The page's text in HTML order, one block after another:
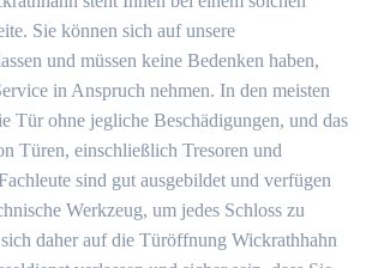
Sie können sich auf unsere
und müssen keine Bedenken haben,
in Anspruch nehmen. In den meisten
Tür ohne jegliche Beschädigungen, und das
Türen, einschließlich Tresoren und
sind gut ausgebildet und verfügen
Werkzeug, um jedes Schloss zu
daher auf die Türöffnung Wickrathhahn